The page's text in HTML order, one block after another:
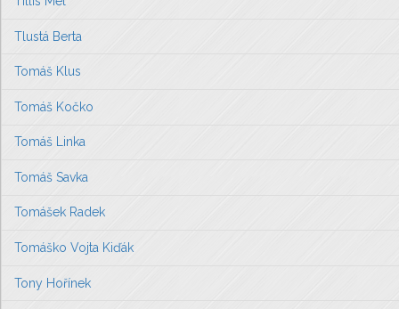
Tlustá Berta
Tomáš Klus
Tomáš Kočko
Tomáš Linka
Tomáš Savka
Tomášek Radek
Tomáško Vojta Kiďák
Tony Hořínek